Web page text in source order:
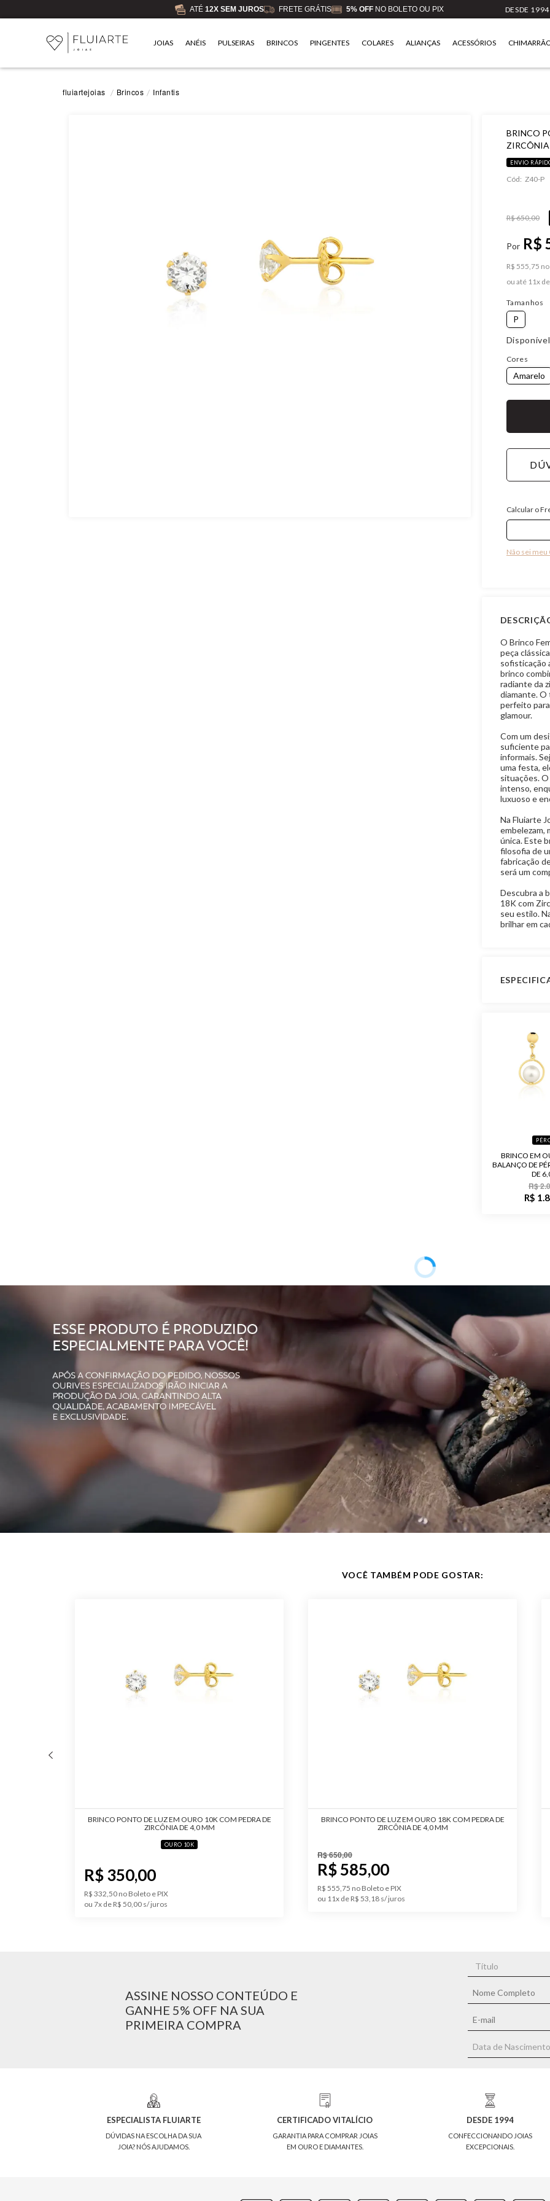
ATÉ 12X SEM JUROS FRETE GRÁTIS 5% OFFNO BOLETO OU PIX DESDE 1994
JOIAS ANÉIS PULSEIRAS BRINCOS PINGENTES COLARES ALIANÇAS ACESSÓRIOS
fluiartejoias Brincos Infantis
BRINCO
ZIRCÔNIA
ENVIO
Cód: Z40-P
R$ 650,00
R$
R$ 555,75
ou
11xde
Tamanhos
P
Cores
Amarelo
Calcular o
Não sei meu
O Brinco
peça
sofisticação
brinco
radiante da
diamante. O
perfeito
glamour.
Com um
suficiente
informais.
uma festa,
situações.
intenso,
luxuoso e
Na Fluiarte
embelezam,
única. Este
filosofia de
fabricação
será um
Descubra a
18K com
seu estilo.
brilhar em
Material
Pedra
Observação
BRINCO EM
BALANÇO DE
DE
R$
R$
VOCÊ TAMBÉM PODE GOSTAR:
BRINCO PONTO DE LUZ EM OURO 10K COM PEDRA DE
ZIRCÔNIA DE 4,0 MM
OURO 10K
R$ 350,00
R$ 332,50 no Boleto e PIX
ou 7x de R$ 50,00
BRINCO PONTO DE LUZ EM OURO 18K COM PEDRA DE
ZIRCÔNIA DE 4,0 MM
R$ 650,00
R$ 585,00
R$ 555,75 no Boleto e PIX
ou 11x de R$ 53,18
ASSINE NOSSO CONTEÚDO E
GANHE 5% OFF NA SUA
PRIMEIRA COMPRA
ESPECIALISTA FLUIARTE
DÚVIDAS NA ESCOLHA DA SUA
JOIA? NÓS AJUDAMOS.
CERTIFICADO VITALÍCIO
GARANTIA PARA COMPRAR JOIAS
EM OURO E DIAMANTES.
DESDE 1994
CONFECCIONANDO JOIAS
EXCEPCIONAIS.